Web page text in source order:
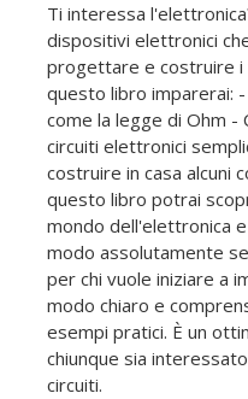
Ti interessa
dispositivi elettronici
progettare e costruire i
questo libro imparerai:
come la legge di Ohm
circuiti elettronici
costruire in casa alcuni
questo libro potrai
mondo dell'elettronica
modo assolutamente
per chi vuole iniziare a
modo chiaro e
esempi pratici. È un
chiunque sia
circuiti.